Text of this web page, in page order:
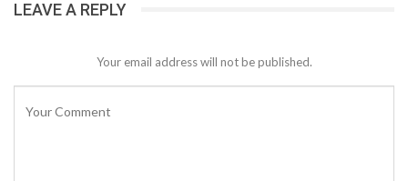
LEAVE A REPLY
Your email address will not be published.